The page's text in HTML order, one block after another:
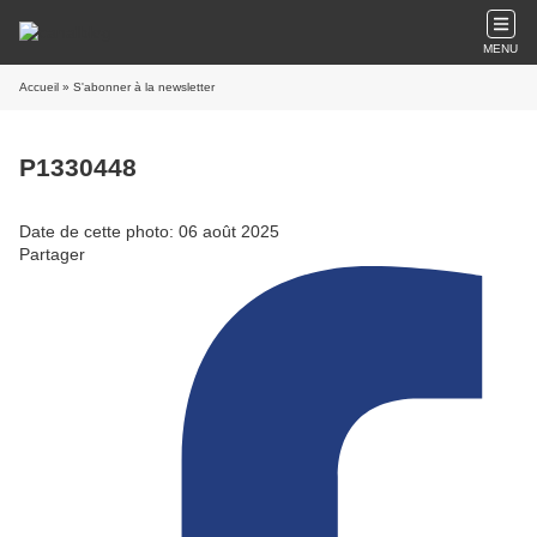
MENU
Accueil » S'abonner à la newsletter
P1330448
Date de cette photo: 06 août 2025
Partager